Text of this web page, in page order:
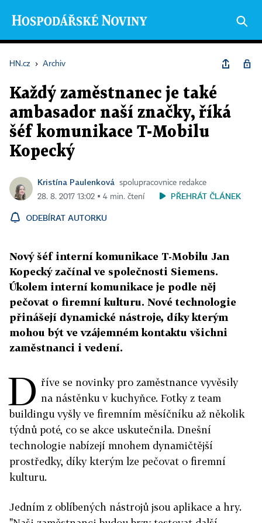
HN.cz › Archiv
Každý zaměstnanec je také
ambasador naší značky, říká
šéf komunikace T-Mobilu
Kopecký
Kristína Paulenková
spolupracovnice redakce
28. 8. 2017 13:02 ▪ 4 min. čtení
PŘEHRÁT ČLÁNEK
ODEBÍRAT AUTORKU
Nový šéf interní komunikace T-Mobilu Jan
Kopecký začínal ve společnosti Siemens.
Úkolem interní komunikace je podle něj
pečovat o firemní kulturu. Nové technologie
přinášejí dynamické nástroje, díky kterým
mohou být ve vzájemném kontaktu všichni
zaměstnanci i vedení.
D říve se novinky pro zaměstnance vyvěsily
na nástěnku v kuchyňce. Fotky z team
buildingu vyšly ve firemním měsíčníku až několik
týdnů poté, co se akce uskutečnila. Dnešní
technologie nabízejí mnohem dynamičtější
prostředky, díky kterým lze pečovat o firemní
kulturu.
Jedním z oblíbených nástrojů jsou aplikace a hry.